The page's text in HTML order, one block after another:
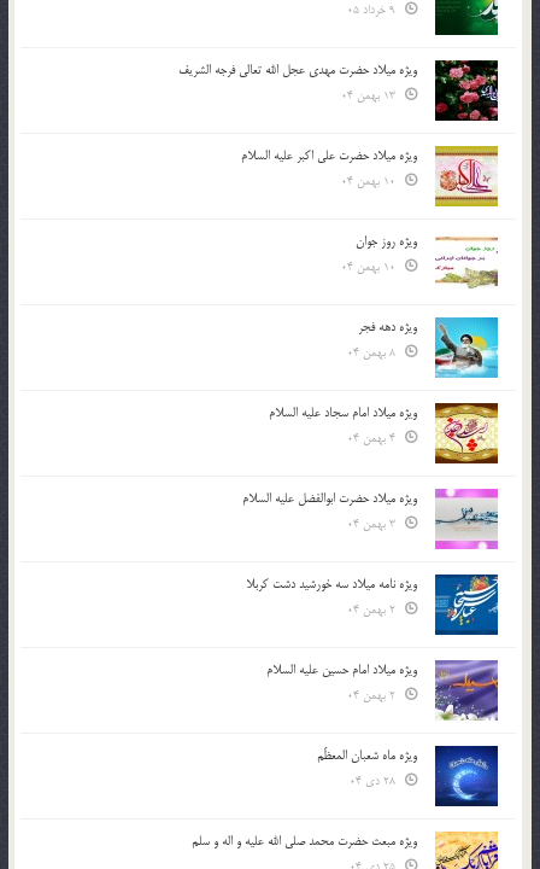
ویژه میلاد حضرت مهدی عجل الله تعالی فرجه الشريف
ویژه میلاد حضرت علی اکبر علیه السلام
ویژه روز جوان
ویژه دهه فجر
ویژه میلاد امام سجاد علیه السلام
ویژه میلاد حضرت ابوالفضل علیه السلام
ویژه نامه میلاد سه خورشید دشت کربلا
ویژه میلاد امام حسین علیه السلام
ویژه ماه شعبان المعظّم
ویژه مبعث حضرت محمد صلی الله علیه و اله و سلم